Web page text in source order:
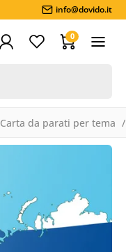
info@dovido.it
0
Carta da parati per tema